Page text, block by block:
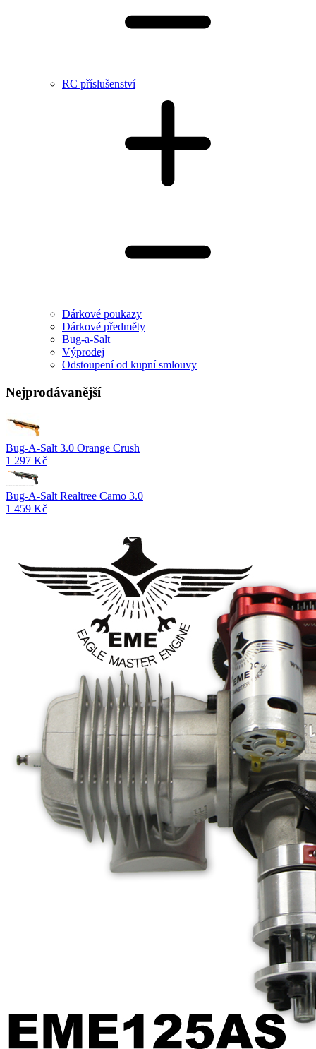
RC příslušenství
Dárkové poukazy
Dárkové předměty
Bug-a-Salt
Výprodej
Odstoupení od kupní smlouvy
Nejprodávanější
Bug-A-Salt 3.0 Orange Crush
1 297 Kč
Bug-A-Salt Realtree Camo 3.0
1 459 Kč